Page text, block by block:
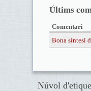
Últims
Comentari
Bona síntesi
Núvol